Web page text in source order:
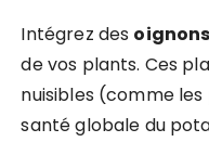
Intégrez des oignons
de vos plants. Ces
nuisibles (comme
santé globale du